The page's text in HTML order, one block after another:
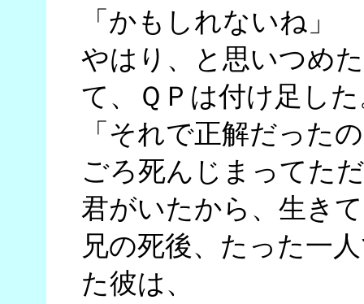
「かもしれないね」
やはり、と思いつめ
て、ＱＰは付け足し
「それで正解だっ
ごろ死んじまってた
君がいたから、生き
兄の死後、たった一
た彼は、